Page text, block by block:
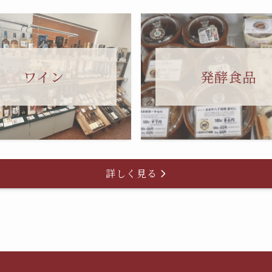
ワイン 発酵食品
詳しく見る